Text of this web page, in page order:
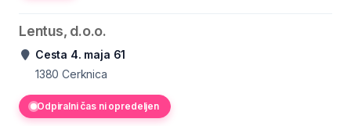
Lentus, d.o.o.
Cesta 4. maja 61
1380 Cerknica
Odpiralni čas ni opredeljen